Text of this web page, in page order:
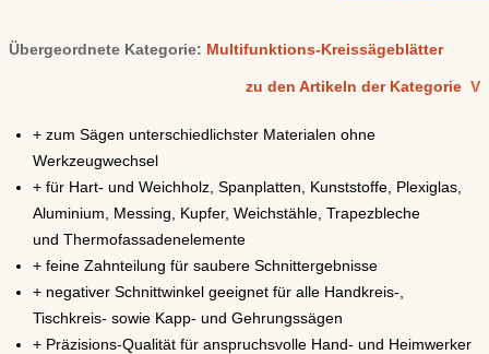
Übergeordnete Kategorie: Multifunktions-Kreissägeblätter
zu den Artikeln der Kategorie V
+ zum Sägen unterschiedlichster Materialen ohne
Werkzeugwechsel
+ für Hart- und Weichholz, Spanplatten, Kunststoffe, Plexiglas,
Aluminium, Messing, Kupfer, Weichstähle, Trapezbleche
und Thermofassadenelemente
+ feine Zahnteilung für saubere Schnittergebnisse
+ negativer Schnittwinkel geeignet für alle Handkreis-,
Tischkreis- sowie Kapp- und Gehrungssägen
+ Präzisions-Qualität für anspruchsvolle Hand- und Heimwerker